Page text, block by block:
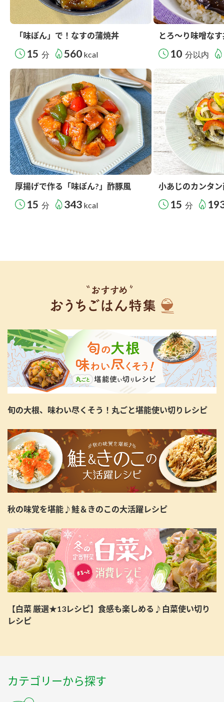
「味ぽん」で！なすの蒲焼丼
15 分 560 kcal
とろ～り味噌な
10 分以内
厚揚げで作る「味ぽん?」酢豚風
15 分 343 kcal
小あじのカンタ
15 分
旬の大根、味わい尽くそう！丸ごと堪能使い切りレシピ
秋の味覚を堪能♪鮭＆きのこの大活躍レシピ
【白菜 厳選★13レシピ】食感も楽しめる♪白菜使い切り
レシピ
カテゴリーから探す